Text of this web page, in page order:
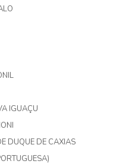
IGUAÇU
DUQUE DE CAXIAS